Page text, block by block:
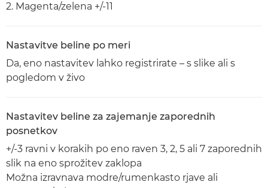
2. Magenta/zelena +/-11
Nastavitve beline po meri
Da, eno nastavitev lahko registrirate – s slike ali s
pogledom v živo
Nastavitev beline za zajemanje zaporednih
posnetkov
+/-3 ravni v korakih po eno raven 3, 2, 5 ali 7 zaporednih
slik na eno sprožitev zaklopa
Možna izravnava modre/rumenkasto rjave ali